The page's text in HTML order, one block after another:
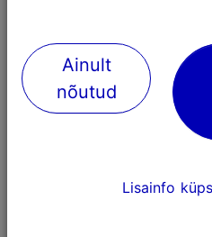
Ainult
nõutud
Lisainfo